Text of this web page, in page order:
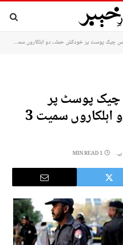
پوسٹ پر خودکش حملہ، دو اہلکاروں سمیت 3 افراد جاں بحق
چیک پوسٹ پر
خودکش حملہ، دو اہلکاروں سمیت 3
1 MIN READ